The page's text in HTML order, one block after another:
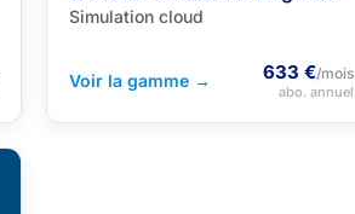
Simulation cloud
Voir la gamme → 633 €/mois
abo. annuel